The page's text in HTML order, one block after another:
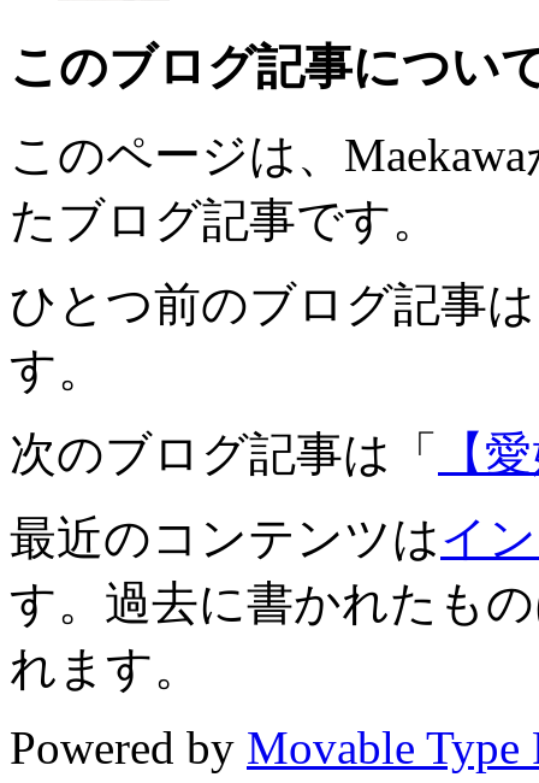
このブログ記事につい
このページは、
たブログ記事です。
ひとつ前のブログ記事
す。
次のブログ記事は「
【
最近のコンテンツはイ
す。過去に書かれたも
れます。
Powered by Movable Type